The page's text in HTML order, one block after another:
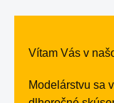
Vítam Vás v
Modelárstvu sa